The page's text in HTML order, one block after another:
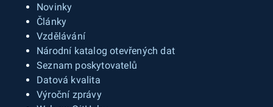
Novinky
Články
Vzdělávání
Národní katalog otevřených dat
Seznam poskytovatelů
Datová kvalita
Výroční zprávy